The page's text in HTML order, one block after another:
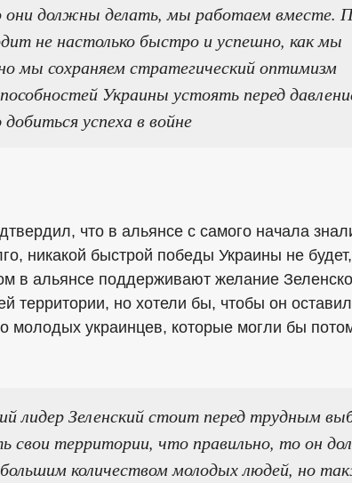
должны делать, мы работаем вместе.
не настолько быстро и успешно, как мы
мы сохраняем стратегический оптимизм
Украины устоять перед
успеха в войне
что в альянсе с самого начала
никакой быстрой победы Украины не
в альянсе поддерживают желание
территории, но хотели бы, чтобы он
молодых украинцев, которые могли бы
лидер Зеленский стоит перед трудным
свои территории, что правильно, то он
количеством молодых людей, но